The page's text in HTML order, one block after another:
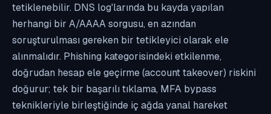
tetiklenebilir. DNS log'larında bu kayda yapılan
herhangi bir A/AAAA sorgusu, en azından
soruşturulması gereken bir tetikleyici olarak ele
alınmalıdır. Phishing kategorisindeki etkilenme,
doğrudan hesap ele geçirme (account takeover) riskini
doğurur; tek bir başarılı tıklama, MFA bypass
teknikleriyle birleştiğinde iç ağda yanal hareket